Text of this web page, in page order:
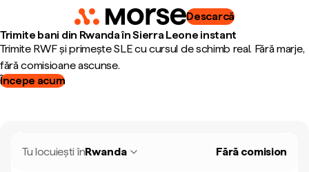
Descarcă
Trimite bani din Rwanda în Sierra Leone instant
Trimite RWF și primește SLE cu cursul de schimb real. Fără marje,
fără comisioane ascunse.
Începe acum
Tu locuiești înRwanda Fără comision